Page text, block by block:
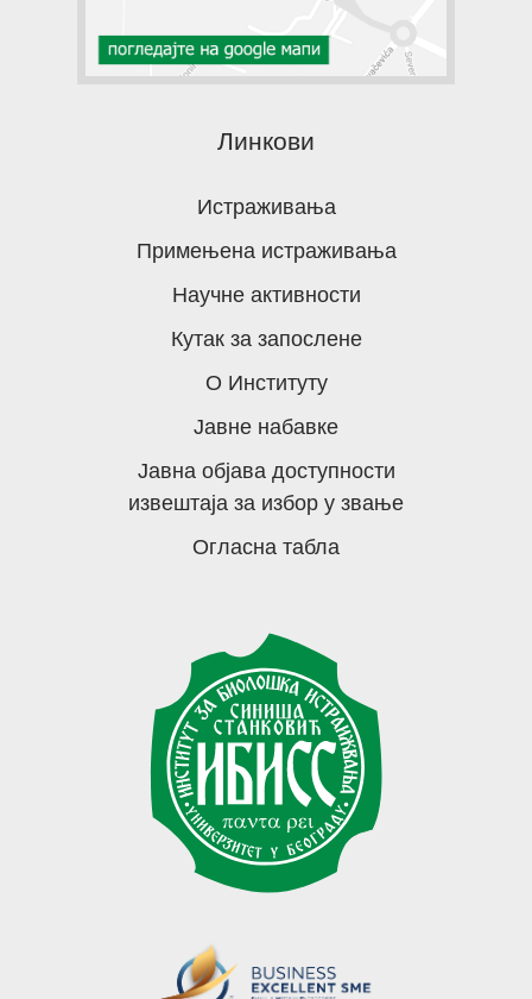
Линкови
Истраживања
Примењена истраживања
Научне активности
Кутак за запослене
О Институту
Јавне набавке
Јавна објава доступности
извештаја за избор у звање
Огласна табла